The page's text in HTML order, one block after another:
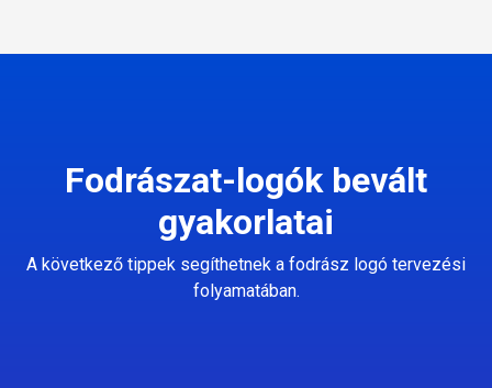
Fodrászat-logók bevált
gyakorlatai
A következő tippek segíthetnek a fodrász logó tervezési
folyamatában.